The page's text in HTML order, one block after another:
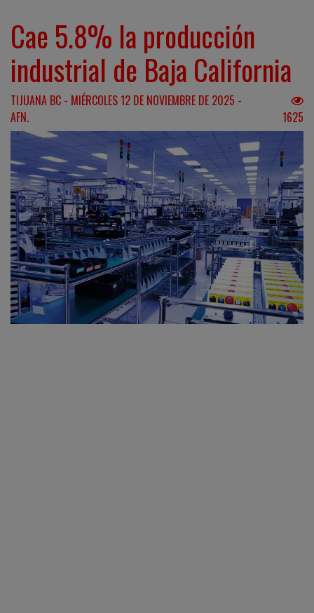
Cae 5.8% la producción
industrial de Baja California
TIJUANA BC - MIÉRCOLES 12 DE NOVIEMBRE DE 2025 -
AFN.
1625